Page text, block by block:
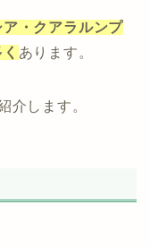
ア・クアラルンプ
あります。
介します。